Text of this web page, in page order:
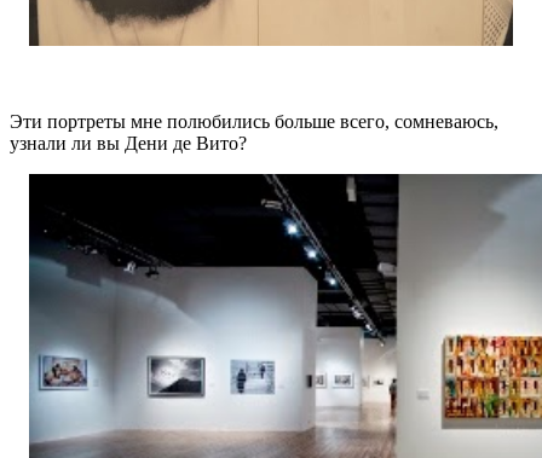
Эти портреты мне полюбились больше всего, сомневаюсь,
узнали ли вы Дени де Вито?